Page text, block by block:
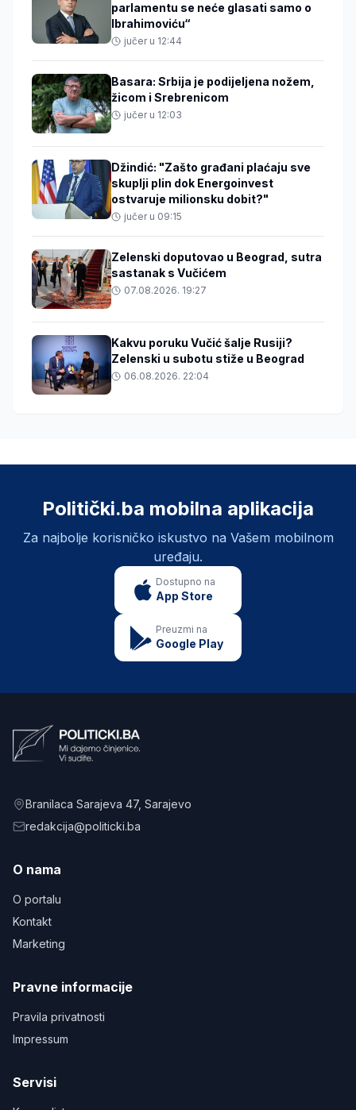
parlamentu se neće glasati samo o
Ibrahimoviću“
jučer u 12:44
Basara: Srbija je podijeljena nožem,
žicom i Srebrenicom
jučer u 12:03
Džindić: "Zašto građani plaćaju sve
skuplji plin dok Energoinvest
ostvaruje milionsku dobit?"
jučer u 09:15
Zelenski doputovao u Beograd, sutra
sastanak s Vučićem
07.08.2026. 19:27
Kakvu poruku Vučić šalje Rusiji?
Zelenski u subotu stiže u Beograd
06.08.2026. 22:04
Politički.ba mobilna aplikacija
Za najbolje korisničko iskustvo na Vašem mobilnom
uređaju.
Dostupno na
App Store
Preuzmi na
Google Play
Branilaca Sarajeva 47, Sarajevo
redakcija@politicki.ba
O nama
O portalu
Kontakt
Marketing
Pravne informacije
Pravila privatnosti
Impressum
Servisi